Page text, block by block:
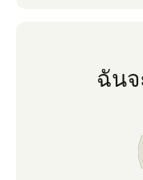
เพื่อนบ้านของ
ยการที่จะปลูกใ
ฉันจ